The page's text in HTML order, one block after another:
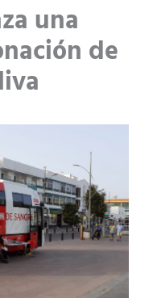
una
de